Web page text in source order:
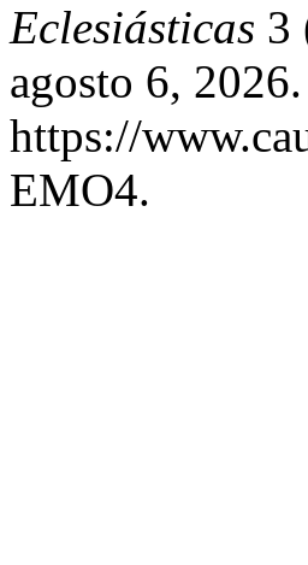
Eclesiásticas 3
agosto 6, 2026.
https://
EMO4.